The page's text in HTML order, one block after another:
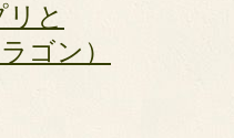
と
ゴン）